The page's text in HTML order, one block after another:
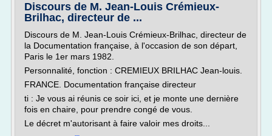
Discours de M. Jean-Louis Crémieux-
Brilhac, directeur de ...
Discours de M. Jean-Louis Crémieux-Brilhac, directeur de
la Documentation française, à l'occasion de son départ,
Paris le 1er mars 1982.
Personnalité, fonction : CREMIEUX BRILHAC Jean-louis.
FRANCE. Documentation française directeur
ti : Je vous ai réunis ce soir ici, et je monte une dernière
fois en chaire, pour prendre congé de vous.
Le décret m'autorisant à faire valoir mes droits...